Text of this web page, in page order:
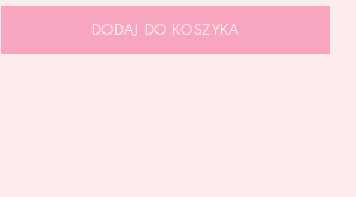
DODAJ DO KOSZYKA